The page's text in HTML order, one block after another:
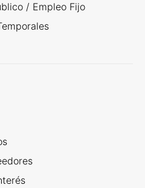
/ Empleo Fijo